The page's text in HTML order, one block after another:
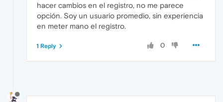
hacer cambios en el registro, no me parece
opción. Soy un usuario promedio, sin experiencia
en meter mano el registro.
0
1 Reply